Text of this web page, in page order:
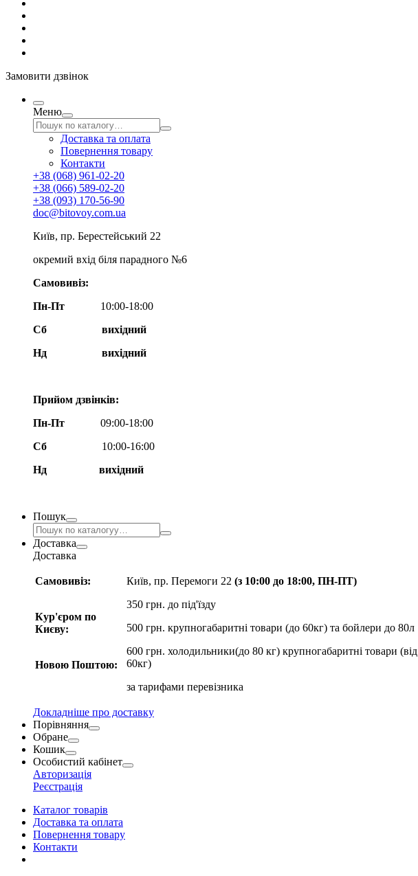
Замовити дзвінок
Меню
Доставка та оплата
Повернення товару
Контакти
+38 (068) 961-02-20
+38 (066) 589-02-20
+38 (093) 170-56-90
doc@bitovoy.com.ua
Київ, пр. Берестейський 22
окремий вхід біля парадного №6
Самовивіз:
Пн-Пт
10:00-18:00
Сб
вихідний
Нд
вихідний
Прийом дзвінків:
Пн-Пт
09:00-18:00
Сб
10:00-16:00
Нд вихідний
Пошук
Доставка
Доставка
Самовивіз:
Кур'єром по
Києву:
Новою Поштою:
Київ, пр. Перемоги 22 (з 10:00 до 18:00, ПН-ПТ)
350 грн. до під'їзду
500 грн. крупногабаритні товари (до 60кг) та бойлери до 80л
600 грн. холодильники(до 80 кг) крупногабаритні товари (від
60кг)
за тарифами перевізника
Докладніше про доставку
Порівняння
Обране
Кошик
Особистий кабінет
Авторизація
Реєстрація
Каталог товарів
Доставка та оплата
Повернення товару
Контакти